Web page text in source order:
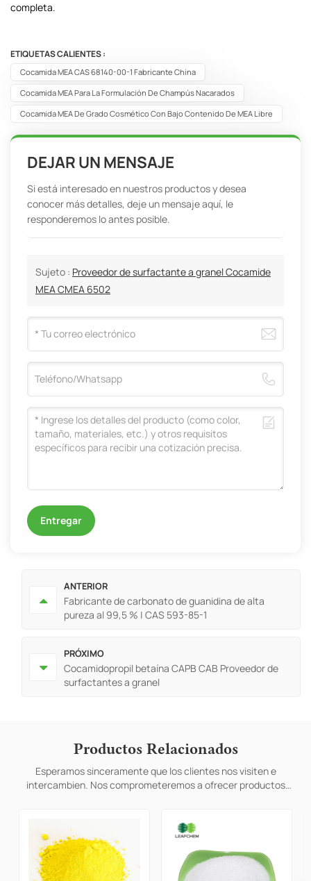
completa.
ETIQUETAS CALIENTES :
Cocamida MEA CAS 68140-00-1 Fabricante China
Cocamida MEA Para La Formulación De Champús Nacarados
Cocamida MEA De Grado Cosmético Con Bajo Contenido De MEA Libre
DEJAR UN MENSAJE
Si está interesado en nuestros productos y desea
conocer más detalles, deje un mensaje aquí, le
responderemos lo antes posible.
Sujeto : Proveedor de surfactante a granel Cocamide
MEA CMEA 6502
Entregar
ANTERIOR
Fabricante de carbonato de guanidina de alta
pureza al 99,5 % | CAS 593-85-1
PRÓXIMO
Cocamidopropil betaína CAPB CAB Proveedor de
surfactantes a granel
Productos Relacionados
Esperamos sinceramente que los clientes nos visiten e
intercambien. Nos comprometeremos a ofrecer productos